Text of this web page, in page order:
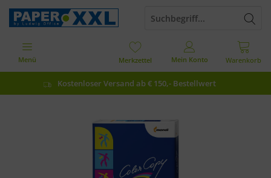
Kostenloser Versand ab € 150,- Bestellwert
Warenkorb
Merkzettel Mein Konto
Menü